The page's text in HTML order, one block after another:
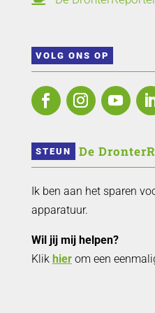
VOLG ONS OP
STEUN De
Ik ben aan het sparen
apparatuur.
Wil jij mij helpen?
Klik hierom een